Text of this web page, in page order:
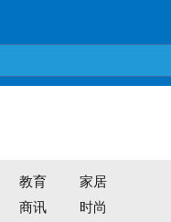
教育
家居
商讯
时尚